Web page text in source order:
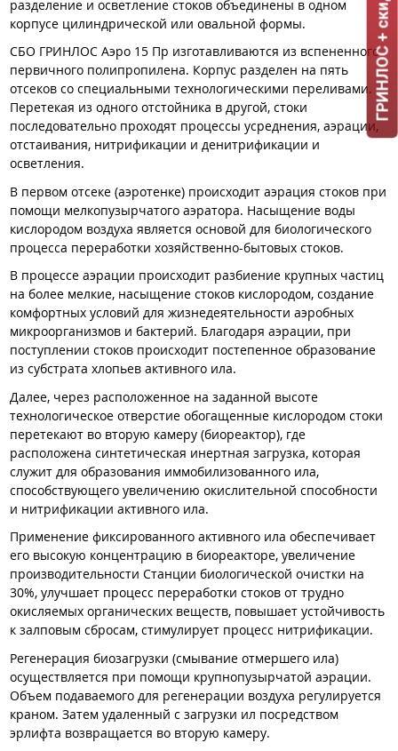
разделение и осветление стоков объединены в одном
корпусе цилиндрической или овальной формы.
СБО ГРИНЛОС Аэро 15 Пр изготавливаются из вспененного
первичного полипропилена. Корпус разделен на пять
отсеков со специальными технологическими переливами.
Перетекая из одного отстойника в другой, стоки
последовательно проходят процессы усреднения, аэрации,
отстаивания, нитрификации и денитрификации и
осветления.
В первом отсеке (аэротенке) происходит аэрация стоков при
помощи мелкопузырчатого аэратора. Насыщение воды
кислородом воздуха является основой для биологического
процесса переработки хозяйственно-бытовых стоков.
В процессе аэрации происходит разбиение крупных частиц
на более мелкие, насыщение стоков кислородом, создание
комфортных условий для жизнедеятельности аэробных
микроорганизмов и бактерий. Благодаря аэрации, при
поступлении стоков происходит постепенное образование
из субстрата хлопьев активного ила.
Далее, через расположенное на заданной высоте
технологическое отверстие обогащенные кислородом стоки
перетекают во вторую камеру (биореактор), где
расположена синтетическая инертная загрузка, которая
служит для образования иммобилизованного ила,
способствующего увеличению окислительной способности
и нитрификации активного ила.
Применение фиксированного активного ила обеспечивает
его высокую концентрацию в биореакторе, увеличение
производительности Станции биологической очистки на
30%, улучшает процесс переработки стоков от трудно
окисляемых органических веществ, повышает устойчивость
к залповым сбросам, стимулирует процесс нитрификации.
Регенерация биозагрузки (смывание отмершего ила)
осуществляется при помощи крупнопузырчатой аэрации.
Объем подаваемого для регенерации воздуха регулируется
краном. Затем удаленный с загрузки ил посредством
эрлифта возвращается во вторую камеру.